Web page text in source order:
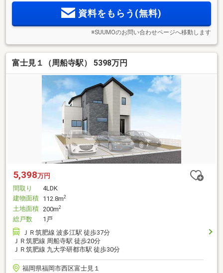
資料をもらう(無料)
※SUUMOのお問い合わせページへ移動します
富士見１（周船寺駅） 5398万円
5,398万円
間取り
4LDK
建物面積 112.8m2
土地面積 200m2
総戸数
1戸
ＪＲ筑肥線 波多江駅 徒歩37分
ＪＲ筑肥線 周船寺駅 徒歩20分
ＪＲ筑肥線 九大学研都市駅 徒歩30分
福岡県福岡市西区富士見１